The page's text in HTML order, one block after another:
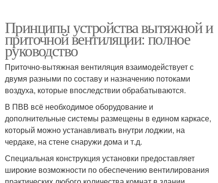
Принципы устройства вытяжной и
приточной вентиляции: полное
руководство
Приточно-вытяжная вентиляция взаимодействует с
двумя разными по составу и назначению потоками
воздуха, которые впоследствии обрабатываются.
В ПВВ всё необходимое оборудование и
дополнительные системы размещены в едином каркасе,
который можно устанавливать внутри лоджии, на
чердаке, на стене снаружи дома и т.д.
Специальная конструкция установки предоставляет
широкие возможности по обеспечению вентилирования